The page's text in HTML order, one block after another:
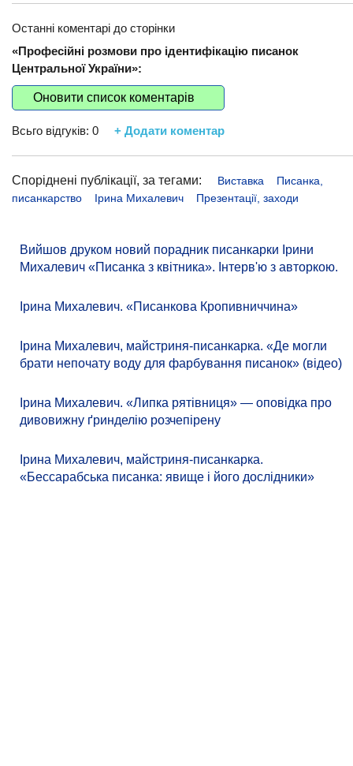
Останні коментарі до сторінки
«Професійні розмови про ідентифікацію писанок
Центральної України»:
Оновити список коментарів
Всьго відгуків: 0 + Додати коментар
Споріднені публікації, за тегами: Виставка
Писанка,
писанкарство
Ірина Михалевич Презентації, заходи
Вийшов друком новий порадник писанкарки Ірини
Михалевич «Писанка з квітника». Інтерв'ю з авторкою.
Ірина Михалевич. «Писанкова Кропивниччина»
Ірина Михалевич, майстриня-писанкарка. «Де могли
брати непочату воду для фарбування писанок» (відео)
Ірина Михалевич. «Липка рятівниця» — оповідка про
дивовижну ґринделію розчепірену
Ірина Михалевич, майстриня-писанкарка.
«Бессарабська писанка: явище і його дослідники»